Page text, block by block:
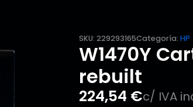
SKU: 229293165Categoría: HP
W1470Y
rebuilt
224,54 €c/ IVA